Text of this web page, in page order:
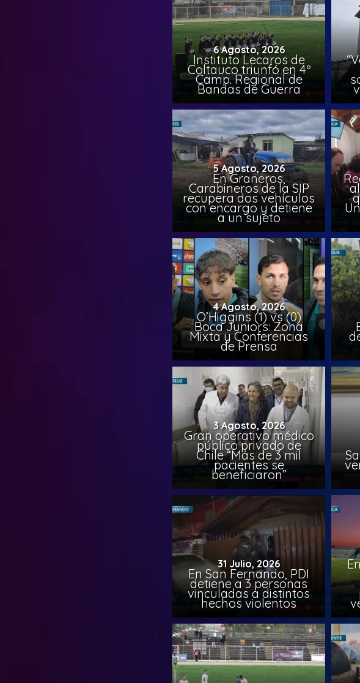
6 Agosto, 2026
Instituto Lecaros de
Coltauco triunfó en 4º
Camp. Regional de
Bandas de Guerra
5 Agosto, 2026
En Graneros,
Carabineros de la SIP
recupera dos vehículos
con encargo y detiene
a un sujeto
4 Agosto, 2026
O’Higgins (1) vs (0)
Boca Juniors: Zona
Mixta y Conferencias
de Prensa
3 Agosto, 2026
Gran operativo médico
público privado de
Chile “Más de 3 mil
pacientes se
beneficiaron”
31 Julio, 2026
En San Fernando, PDI
detiene a 3 personas
vinculadas a distintos
hechos violentos